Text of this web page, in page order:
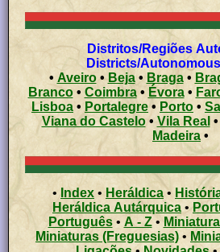
Distritos/Regiões Autónomas -
Districts/
• Aveiro• Beja• Braga•
Branco• Coimbra• Évora•
Lisboa • Portalegre • Porto •
Viana do Castelo•Vila Real •
Madeira •
• Index • Heráldica•
Heráldica Autárquica •
Português• A - Z•
Miniaturas (Freguesias)•